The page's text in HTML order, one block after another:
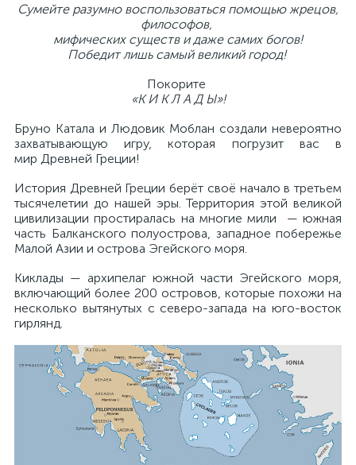
Сумейте разумно воспользоваться помощью жрецов,
философов,
мифических существ и даже самих богов!
Победит лишь самый великий город!
Покорите
«К И К Л А Д Ы»!
Бруно Катала и Людовик Моблан создали невероятно
захватывающую игру, которая погрузит вас в
мир Древней Греции!
История Древней Греции берёт своё начало в третьем
тысячелетии до нашей эры. Территория этой великой
цивилизации простиралась на многие мили — южная
часть Балканского полуострова, западное побережье
Малой Азии и острова Эгейского моря.
Киклады — архипелаг южной части Эгейского моря,
включающий более 200 островов, которые похожи на
несколько вытянутых с северо-запада на юго-восток
гирлянд.